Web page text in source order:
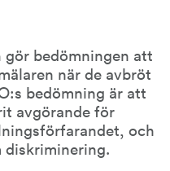
bedömningen att
när de avbröt
bedömning är att
avgörande för
och
diskriminering.